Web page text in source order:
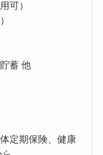
可）
蓄 他
定期保険、健康